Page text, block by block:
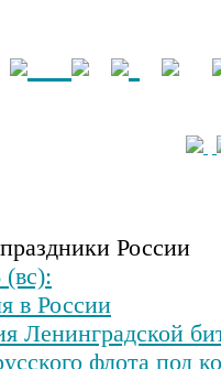
России
(вс):
в России
Ленинградской
флота под